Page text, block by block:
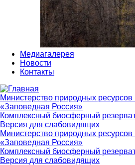
Медиагалерея
Новости
Контакты
Министерство природных
«Заповедная Россия»
Комплексный биосферный
Версия для слабовидящих
Министерство природных
«Заповедная Россия»
Комплексный биосферный
Версия для слабовидящих